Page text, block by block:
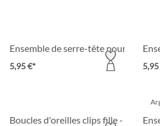
Ensemble de serre-tête pour enfant
5,95 €*
Boucles d'oreilles clips fille - Sweet